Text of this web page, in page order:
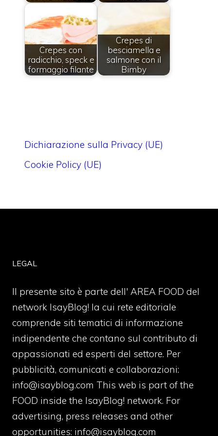
Crepes con
radicchio, speck e
formaggio filante
Crepes di
besciamella e
salmone con il
Bimby
Dichiarazione sulla Privacy (UE)
Cookie Policy (UE)
LEGAL
Il presente sito è parte dell' AREA FOOD del
network IsayBlog! la cui rete editoriale
comprende siti tematici di informazione
indipendente che contano sul contributo di
appassionati ed esperti del settore. Per
pubblicità, comunicati e collaborazioni:
info@isayblog.com This web is part of the
FOOD inside the IsayBlog! network. For
advertising, press releases and other
opportunities: info@isayblog.com